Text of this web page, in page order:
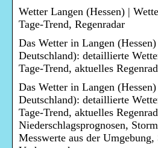
Wetter Langen (Hessen) |
Tage-Trend, Regenradar
Das Wetter in Langen
Deutschland): detaillierte
Tage-Trend, aktuelles
Das Wetter in Langen
Deutschland): detaillierte
Tage-Trend, aktuelles
Niederschlagsprognosen,
Messwerte aus der